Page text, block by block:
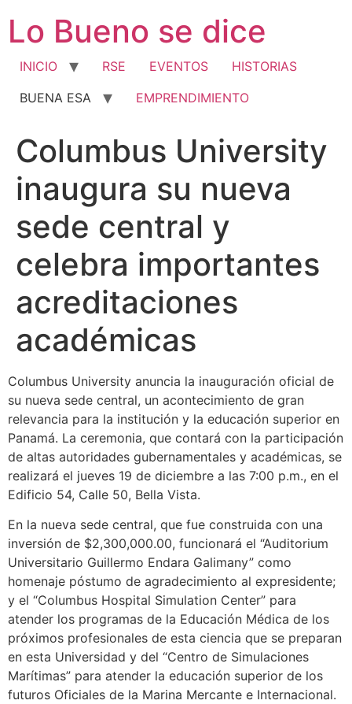
contenido
Lo Bueno se dice
INICIO RSE EVENTOS
HISTORIAS
BUENA ESA
EMPRENDIMIENTO
Columbus University
inaugura su nueva
sede central y
celebra importantes
acreditaciones
académicas
Columbus University anuncia la inauguración oficial de
su nueva sede central, un acontecimiento de gran
relevancia para la institución y la educación superior en
Panamá. La ceremonia, que contará con la participación
de altas autoridades gubernamentales y académicas, se
realizará el jueves 19 de diciembre a las 7:00 p.m., en el
Edificio 54, Calle 50, Bella Vista.
En la nueva sede central, que fue construida con una
inversión de $2,300,000.00, funcionará el “Auditorium
Universitario Guillermo Endara Galimany” como
homenaje póstumo de agradecimiento al expresidente;
y el “Columbus Hospital Simulation Center” para
atender los programas de la Educación Médica de los
próximos profesionales de esta ciencia que se preparan
en esta Universidad y del “Centro de Simulaciones
Marítimas” para atender la educación superior de los
futuros Oficiales de la Marina Mercante e Internacional.